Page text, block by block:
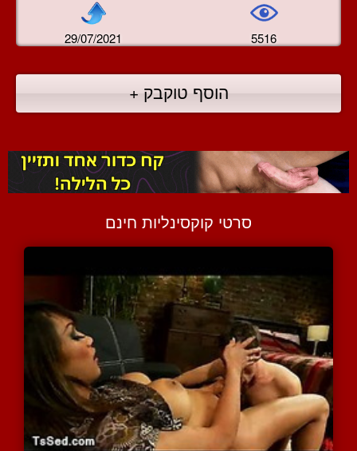
29/07/2021 5516
הוסף טוקבק +
סרטי קוקסינליות חינם